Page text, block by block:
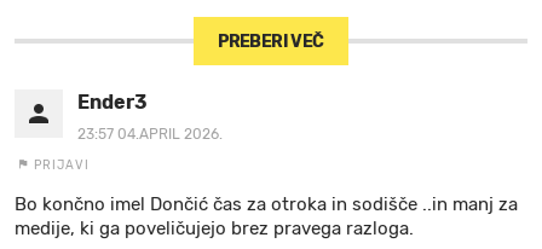
PREBERI VEČ
Ender3
23:57 04.APRIL 2026.
PRIJAVI
Bo končno imel Dončić čas za otroka in sodišče ..in manj za
medije, ki ga poveličujejo brez pravega razloga.